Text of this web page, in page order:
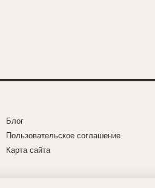
Блог
Пользовательское соглашение
Карта сайта